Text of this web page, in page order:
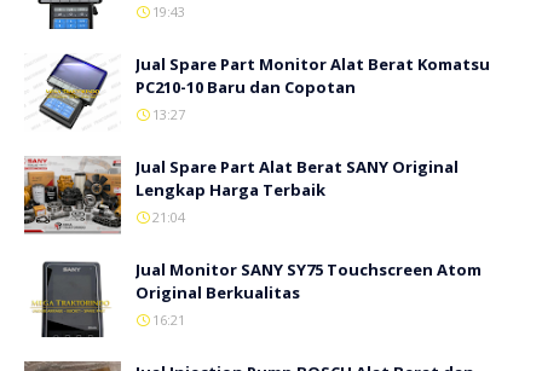
19:43
Jual Spare Part Monitor Alat Berat Komatsu
PC210-10 Baru dan Copotan
13:27
Jual Spare Part Alat Berat SANY Original
Lengkap Harga Terbaik
21:04
Jual Monitor SANY SY75 Touchscreen Atom
Original Berkualitas
16:21